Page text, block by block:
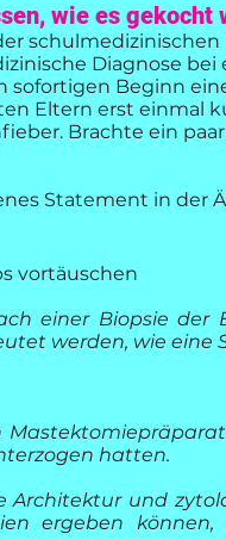
wie es gekocht
Diagnose
sofortigen Beginn
Eltern erst einmal
Brachte ein
Statement in der
vortäuschen
einer Biopsie
werden, wie eine
hatten.
Architektur und
ergeben